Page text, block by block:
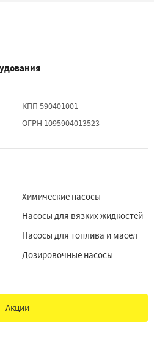
КПП 590401001
ОГРН 1095904013523
Химические насосы
Насосы для вязких жидкостей
Насосы для топлива и масел
Дозировочные насосы
Акции